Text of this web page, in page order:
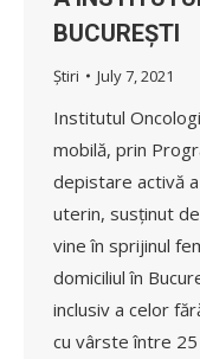
BUCUREȘTI
Știri July 7, 2021
Institutul
mobilă, prin
depistare activă
uterin, susținut
vine în sprijinul
domiciliul în
inclusiv a celor
cu vârste între 25